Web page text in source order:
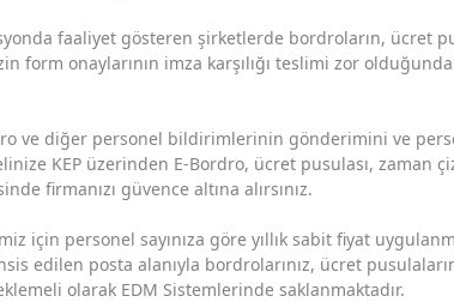
faaliyet gösteren şirketlerde bordroların, ücret
form onaylarının imza karşılığı teslimi zor
ve diğer personel bildirimlerinin gönderimini ve
KEP üzerinden E-Bordro, ücret pusulası, zaman
firmanızı güvence altına alırsınız.
için personel sayınıza göre yıllık sabit fiyat
edilen posta alanıyla bordrolarınız, ücret
olarak EDM Sistemlerinde saklanmaktadır.